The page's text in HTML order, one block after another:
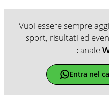
Vuoi essere sempre
sport, risultati ed
canale
Entra nel